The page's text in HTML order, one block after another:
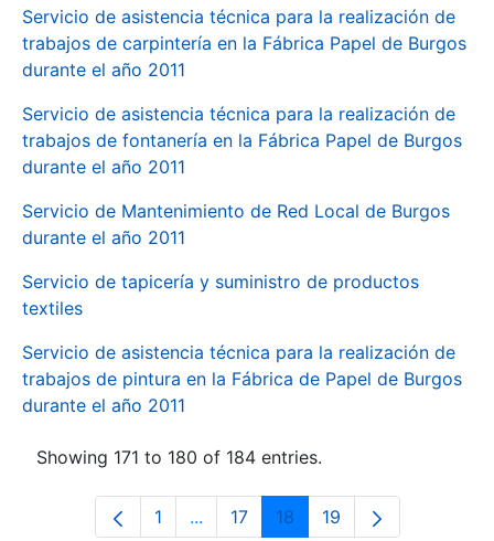
Servicio de asistencia técnica para la realización de
trabajos de carpintería en la Fábrica Papel de Burgos
durante el año 2011
Servicio de asistencia técnica para la realización de
trabajos de fontanería en la Fábrica Papel de Burgos
durante el año 2011
Servicio de Mantenimiento de Red Local de Burgos
durante el año 2011
Servicio de tapicería y suministro de productos
textiles
Servicio de asistencia técnica para la realización de
trabajos de pintura en la Fábrica de Papel de Burgos
durante el año 2011
Showing 171 to 180 of 184 entries.
Page
1 ...Intermediate Pages Use TAB to
Page
17 Page
18 Page
19